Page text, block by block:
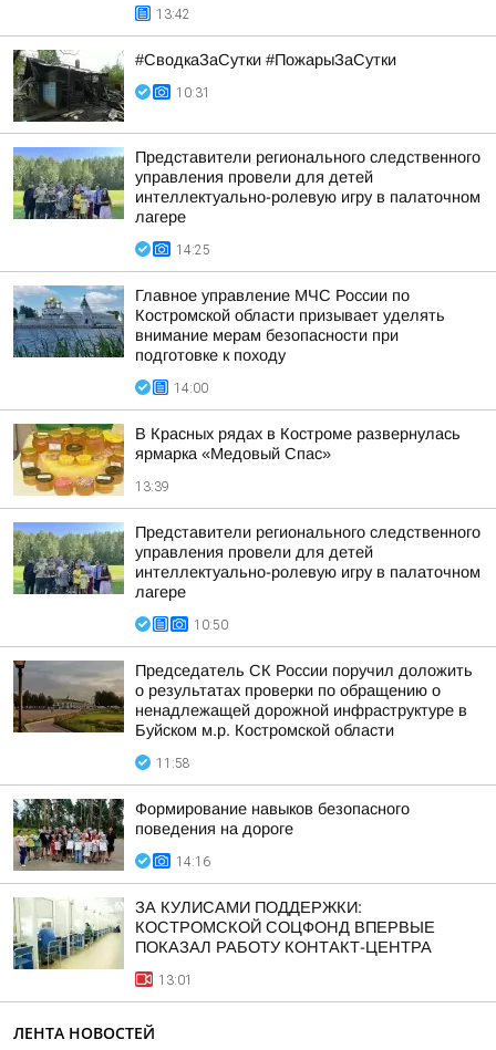
13:42
#СводкаЗаСутки #ПожарыЗаСутки
10:31
Представители регионального следственного
управления провели для детей
интеллектуально-ролевую игру в палаточном
лагере
14:25
Главное управление МЧС России по
Костромской области призывает уделять
внимание мерам безопасности при
подготовке к походу
14:00
В Красных рядах в Костроме развернулась
ярмарка «Медовый Спас»
13:39
Представители регионального следственного
управления провели для детей
интеллектуально-ролевую игру в палаточном
лагере
10:50
Председатель СК России поручил доложить
о результатах проверки по обращению о
ненадлежащей дорожной инфраструктуре в
Буйском м.р. Костромской области
11:58
Формирование навыков безопасного
поведения на дороге
14:16
ЗА КУЛИСАМИ ПОДДЕРЖКИ:
КОСТРОМСКОЙ СОЦФОНД ВПЕРВЫЕ
ПОКАЗАЛ РАБОТУ КОНТАКТ-ЦЕНТРА
13:01
ЛЕНТА НОВОСТЕЙ